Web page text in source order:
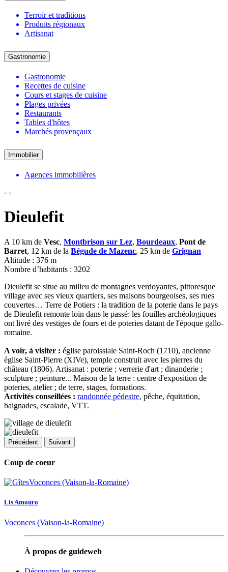
Terroir et traditions
Produits régionaux
Artisanat
Gastronomie
Gastronomie
Recettes de cuisine
Cours et stages de cuisine
Plages privées
Restaurants
Tables d'hôtes
Marchés provençaux
Immobilier
Agences immobilières
- -
Dieulefit
A 10 km de Vesc, Montbrison sur Lez, Bourdeaux, Pont de
Barret, 12 km de la Bégude de Mazenc, 25 km de Grignan
Altitude : 376 m
Nombre d’habitants : 3202
Dieulefit se situe au milieu de montagnes verdoyantes, pittoresque
village avec ses vieux quartiers, ses maisons bourgeoises, ses rues
couvertes… Terre de Potiers : la tradition de la poterie dans le pays
de Dieulefit remonte loin dans le passé: les fouilles archéologiques
ont livré des vestiges de fours et de poteries datant de l'époque gallo-
romaine.
A voir, à visiter : église paroissiale Saint-Roch (1710), ancienne
église Saint-Pierre (XIVe), temple construit avec les pierres du
château (1806). Artisanat : poterie ; verrerie d'art ; dinanderie ;
sculpture ; peinture... Maison de la terre : centre d'exposition de
poteries, atelier ; de terre, stages, formations.
Activités conseillées : randonnée pédestre, pêche, équitation,
baignades, escalade, VTT.
Précédent Suivant
Coup de coeur
Lis Amouro
Voconces (Vaison-la-Romaine)
À propos de guideweb